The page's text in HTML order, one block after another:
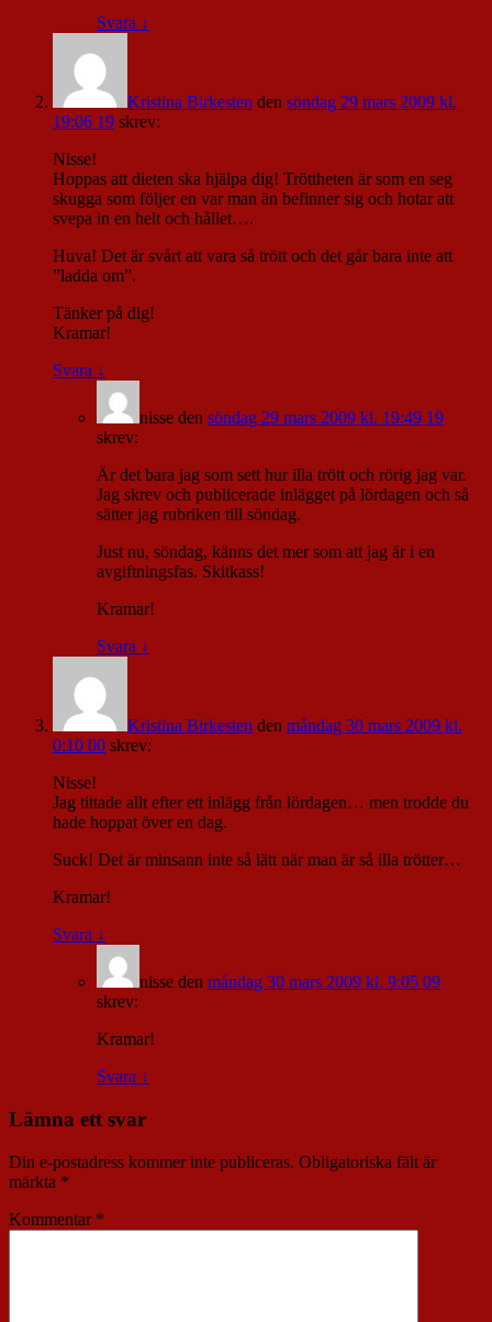
Svara ↓
Kristina Birkesten den söndag 29 mars 2009 kl.
19:06 19 skrev:
Nisse!
Hoppas att dieten ska hjälpa dig! Tröttheten är som en seg
skugga som följer en var man än befinner sig och hotar att
svepa in en helt och hållet….
Huva! Det är svårt att vara så trött och det går bara inte att
”ladda om”.
Tänker på dig!
Kramar!
Svara ↓
nisse den söndag 29 mars 2009 kl. 19:49 19
skrev:
Är det bara jag som sett hur illa trött och rörig jag var.
Jag skrev och publicerade inlägget på lördagen och så
sätter jag rubriken till söndag.
Just nu, söndag, känns det mer som att jag är i en
avgiftningsfas. Skitkass!
Kramar!
Svara ↓
Kristina Birkesten den måndag 30 mars 2009 kl.
0:10 00 skrev:
Nisse!
Jag tittade allt efter ett inlägg från lördagen… men trodde du
hade hoppat över en dag.
Suck! Det är minsann inte så lätt när man är så illa trötter…
Kramar!
Svara ↓
nisse den måndag 30 mars 2009 kl. 9:05 09
skrev:
Kramar!
Svara ↓
Lämna ett svar
Din e-postadress kommer inte publiceras. Obligatoriska fält är
märkta *
Kommentar *